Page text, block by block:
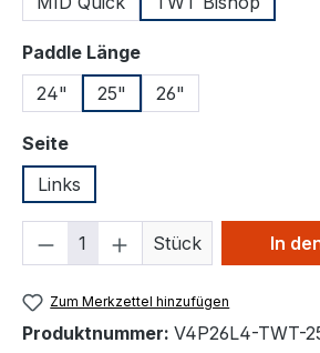
Paddle Längeauswählen
24"
25" 26"
Seiteauswählen
Links
Produkt Anzahl: Gib
Stück In
Zum Merkzettel hinzufügen
Produktnummer: V4P26L4-TWT-